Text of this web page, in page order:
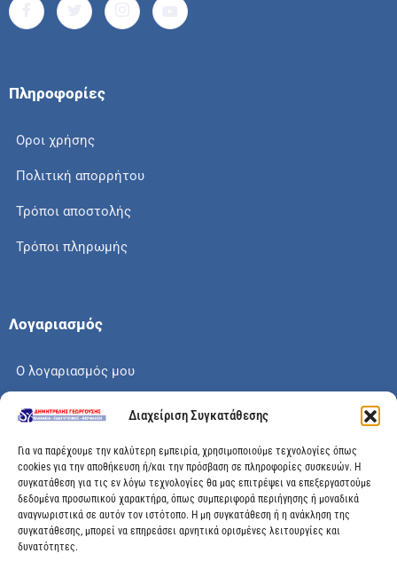
Διαχείριση Συγκατάθεσης
Για να παρέχουμε την καλύτερη εμπειρία, χρησιμοποιούμε τεχνολογίες όπως
cookies για την αποθήκευση ή/και την πρόσβαση σε πληροφορίες συσκευών. Η
συγκατάθεση για τις εν λόγω τεχνολογίες θα μας επιτρέψει να επεξεργαστούμε
δεδομένα προσωπικού χαρακτήρα, όπως συμπεριφορά περιήγησης ή μοναδικά
αναγνωριστικά σε αυτόν τον ιστότοπο. Η μη συγκατάθεση ή η ανάκληση της
συγκατάθεσης, μπορεί να επηρεάσει αρνητικά ορισμένες λειτουργίες και
δυνατότητες.
Πληροφορίες
Οροι χρήσης
Πολιτική απορρήτου
Τρόποι αποστολής
Τρόποι πληρωμής
Λογαριασμός
Ο λογαριασμός μου
Το καλάθι μου
Check out
Διεύθυνση